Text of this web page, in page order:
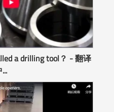
a drilling tool？ - 翻译